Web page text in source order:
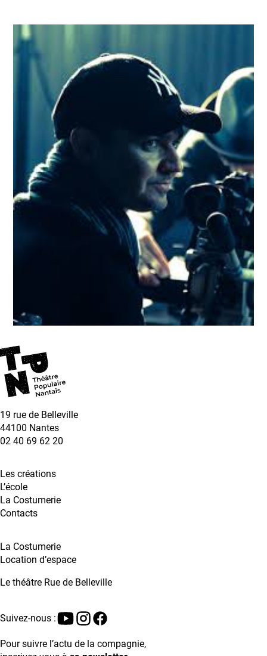
19 rue de Belleville
44100 Nantes
02 40 69 62 20
Les créations
L’école
La Costumerie
Contacts
La Costumerie
Location d’espace
Le théâtre Rue de Belleville
Suivez-nous :
Pour suivre l’actu de la compagnie,